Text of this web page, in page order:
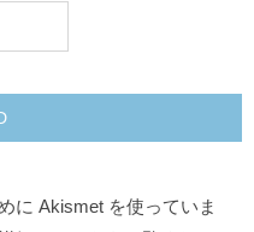
に Akismet を使っていま